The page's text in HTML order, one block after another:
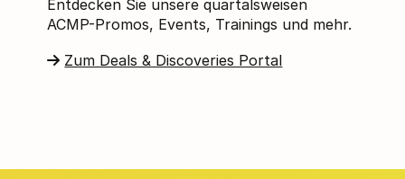
Entdecken Sie unsere quartalsweisen
ACMP-Promos, Events, Trainings und mehr.
Zum Deals & Discoveries Portal